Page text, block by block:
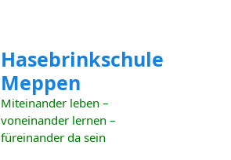
Hasebrinkschule
Meppen
Miteinander leben –
voneinander lernen –
füreinander da sein